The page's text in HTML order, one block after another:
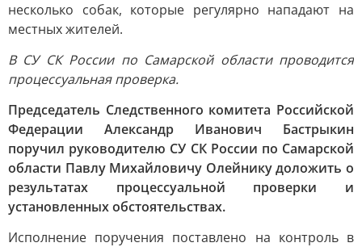
несколько собак, которые регулярно нападают на
местных жителей.
В СУ СК России по Самарской области проводится
процессуальная проверка.
Председатель Следственного комитета Российской
Федерации Александр Иванович Бастрыкин
поручил руководителю СУ СК России по Самарской
области Павлу Михайловичу Олейнику доложить о
результатах процессуальной проверки и
установленных обстоятельствах.
Исполнение поручения поставлено на контроль в